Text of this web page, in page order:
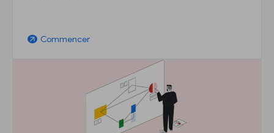
arrow_outward Commencer